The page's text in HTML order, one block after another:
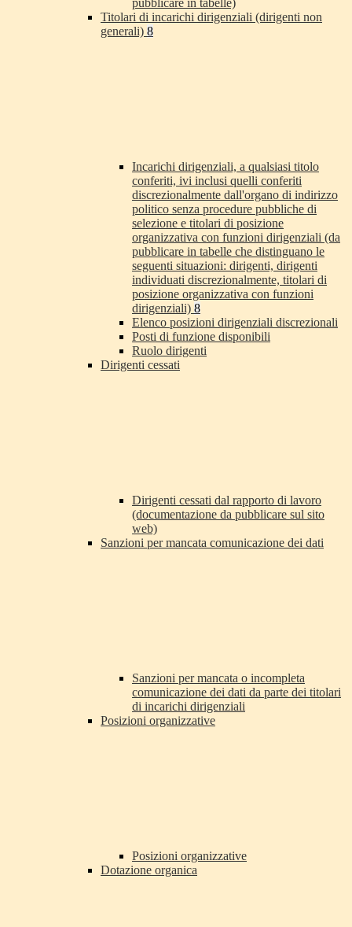
pubblicare in tabelle)
Titolari di incarichi dirigenziali (dirigenti non
generali) 8
Incarichi dirigenziali, a qualsiasi titolo
conferiti, ivi inclusi quelli conferiti
discrezionalmente dall'organo di indirizzo
politico senza procedure pubbliche di
selezione e titolari di posizione
organizzativa con funzioni dirigenziali (da
pubblicare in tabelle che distinguano le
seguenti situazioni: dirigenti, dirigenti
individuati discrezionalmente, titolari di
posizione organizzativa con funzioni
dirigenziali) 8
Elenco posizioni dirigenziali discrezionali
Posti di funzione disponibili
Ruolo dirigenti
Dirigenti cessati
Dirigenti cessati dal rapporto di lavoro
(documentazione da pubblicare sul sito
web)
Sanzioni per mancata comunicazione dei dati
Sanzioni per mancata o incompleta
comunicazione dei dati da parte dei titolari
di incarichi dirigenziali
Posizioni organizzative
Posizioni organizzative
Dotazione organica